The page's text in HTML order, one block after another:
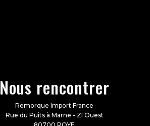
Nous rencontrer
Remorque Import France
Rue du Puits à Marne - ZI Ouest